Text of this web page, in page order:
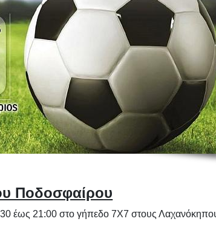
Ποδοσφαίρου
έως 21:00 στο γήπεδο 7Χ7 στους